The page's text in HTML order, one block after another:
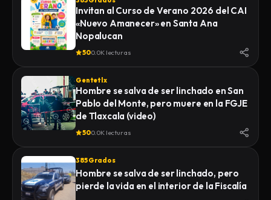
Invitan al Curso de Verano 2026 del CAI
«Nuevo Amanecer» en Santa Ana
Nopalucan
500.0K lecturas
Gentetlx
Hombre se salva de ser linchado en San
Pablo del Monte, pero muere en la FGJE
de Tlaxcala (video)
500.0K lecturas
385 Grados
Hombre se salva de ser linchado, pero
pierde la vida en el interior de la Fiscalía